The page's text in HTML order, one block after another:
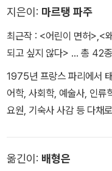
게 권하고 싶다.
지은이: 마르탱 파주
최근작 : <어린이 면허> <
되고 싶지 않다> … 총 42종
1975년 프랑스 파리에서
어학, 사회학, 예술사, 인류
요원, 기숙사 사감 등 다채
는 거울』을 비롯해, 동화 『
옮긴이: 배형은